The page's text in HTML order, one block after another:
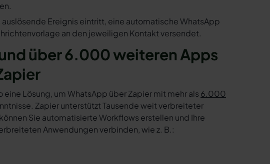
Ereignis eintritt, eine automatische WhatsApp
an den jeweiligen Kontakt versendet.
über 6.000 weiteren Apps
Lösung, um WhatsApp über Zapier mit mehr als 6.000
Zapier unterstützt Tausende weit verbreiteter
Sie automatisierte Workflows erstellen und Ihre
Anwendungen verbinden, wie z. B.: